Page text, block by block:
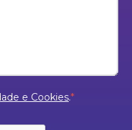
e Cookies.*